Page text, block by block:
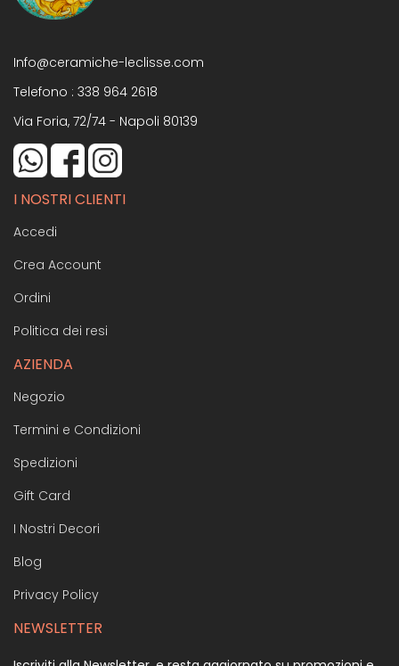
Info@ceramiche-leclisse.com
Telefono : 338 964 2618
Via Foria, 72/74 - Napoli 80139
I NOSTRI CLIENTI
Accedi
Crea Account
Ordini
Politica dei resi
AZIENDA
Negozio
Termini e Condizioni
Spedizioni
Gift Card
I Nostri Decori
Blog
Privacy Policy
NEWSLETTER